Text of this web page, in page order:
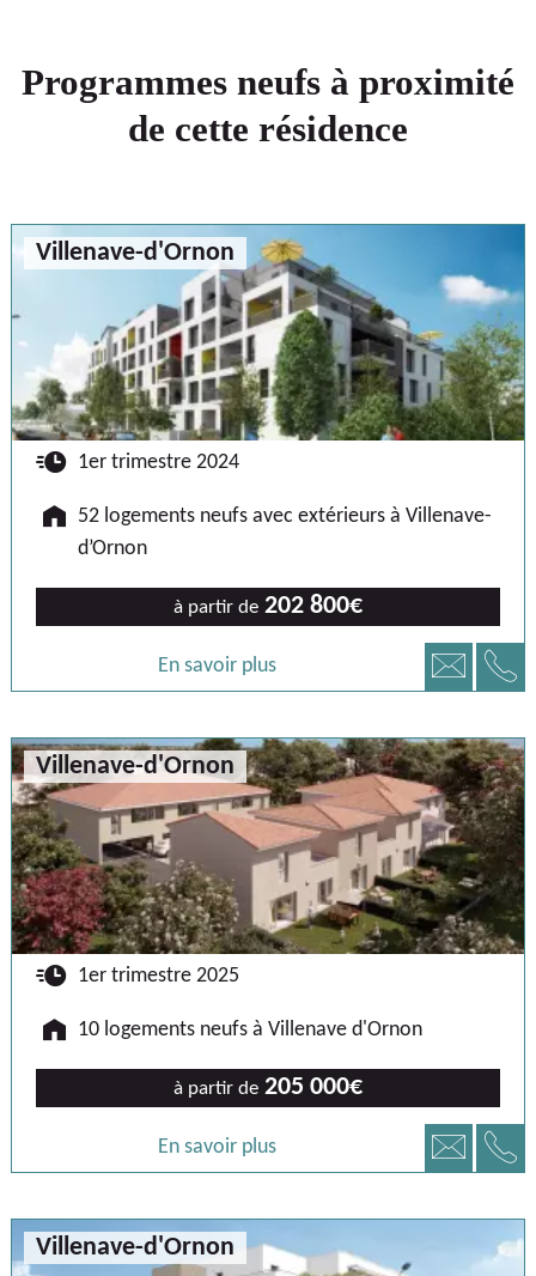
Programmes neufs à proximité
de cette résidence
Villenave-d'Ornon
🕐 1er trimestre 2024
🏠
52 logements neufs avec extérieurs à Villenave-
d’Ornon
à partir de 202 800€
En savoir plus 📧 📞
Villenave-d'Ornon
🕐 1er trimestre 2025
🏠 10 logements neufs à Villenave d'Ornon
à partir de 205 000€
En savoir plus 📧 📞
Villenave-d'Ornon